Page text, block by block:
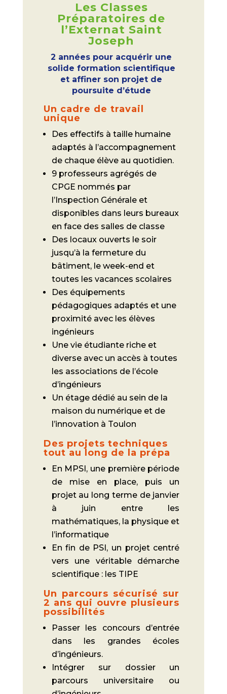
Les Classes
Préparatoires de
l’Externat Saint
Joseph
2 années pour acquérir une
solide formation scientifique
et affiner son projet de
poursuite d’étude
Un cadre de travail
unique
Des effectifs à taille humaine
adaptés à l’accompagnement
de chaque élève au quotidien.
9 professeurs agrégés de
CPGE nommés par
l’Inspection Générale et
disponibles dans leurs bureaux
en face des salles de classe
Des locaux ouverts le soir
jusqu’à la fermeture du
bâtiment, le week-end et
toutes les vacances scolaires
Des équipements
pédagogiques adaptés et une
proximité avec les élèves
ingénieurs
Une vie étudiante riche et
diverse avec un accès à toutes
les associations de l’école
d’ingénieurs
Un étage dédié au sein de la
maison du numérique et de
l’innovation à Toulon
Des projets techniques
tout au long de la prépa
En MPSI, une première période
de mise en place, puis un
projet au long terme de janvier
à juin entre les
mathématiques, la physique et
l’informatique
En fin de PSI, un projet centré
vers une véritable démarche
scientifique : les TIPE
Un parcours sécurisé sur
2 ans qui ouvre plusieurs
possibilités
Passer les concours d’entrée
dans les grandes écoles
d’ingénieurs.
Intégrer sur dossier un
parcours universitaire ou